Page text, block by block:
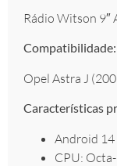
Rádio Witson 9″
Compatibilidade:
Opel Astra J
Características
Android 14
CPU: